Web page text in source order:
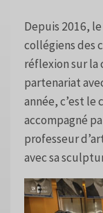
Depuis 2016,
collégiens des
réflexion sur la
partenariat
année, c’est
accompagné
professeur
avec sa